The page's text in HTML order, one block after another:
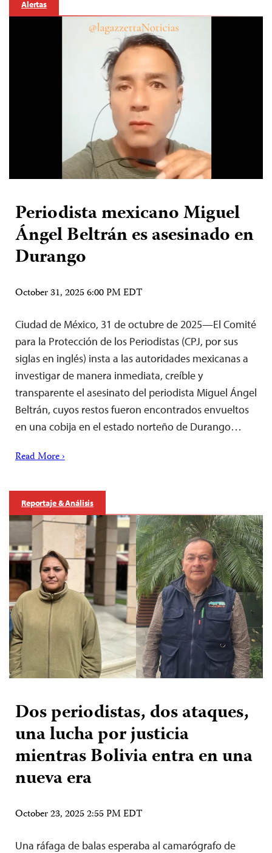
Alertas
Periodista mexicano Miguel
Ángel Beltrán es asesinado en
Durango
October 31, 2025 6:00 PM EDT
Ciudad de México, 31 de octubre de 2025—El Comité
para la Protección de los Periodistas (CPJ, por sus
siglas en inglés) insta a las autoridades mexicanas a
investigar de manera inmediata, creíble y
transparente el asesinato del periodista Miguel Ángel
Beltrán, cuyos restos fueron encontrados envueltos
en una cobija en el estado norteño de Durango…
Read More ›
Reportaje & Análisis
Dos periodistas, dos ataques,
una lucha por justicia
mientras Bolivia entra en una
nueva era
October 23, 2025 2:55 PM EDT
Una ráfaga de balas esperaba al camarógrafo de